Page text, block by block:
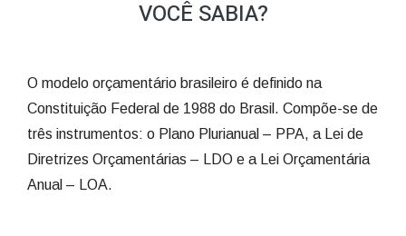
VOCÊ SABIA?
O modelo orçamentário brasileiro é definido na
Constituição Federal de 1988 do Brasil. Compõe-se de
três instrumentos: o Plano Plurianual – PPA, a Lei de
Diretrizes Orçamentárias – LDO e a Lei Orçamentária
Anual – LOA.